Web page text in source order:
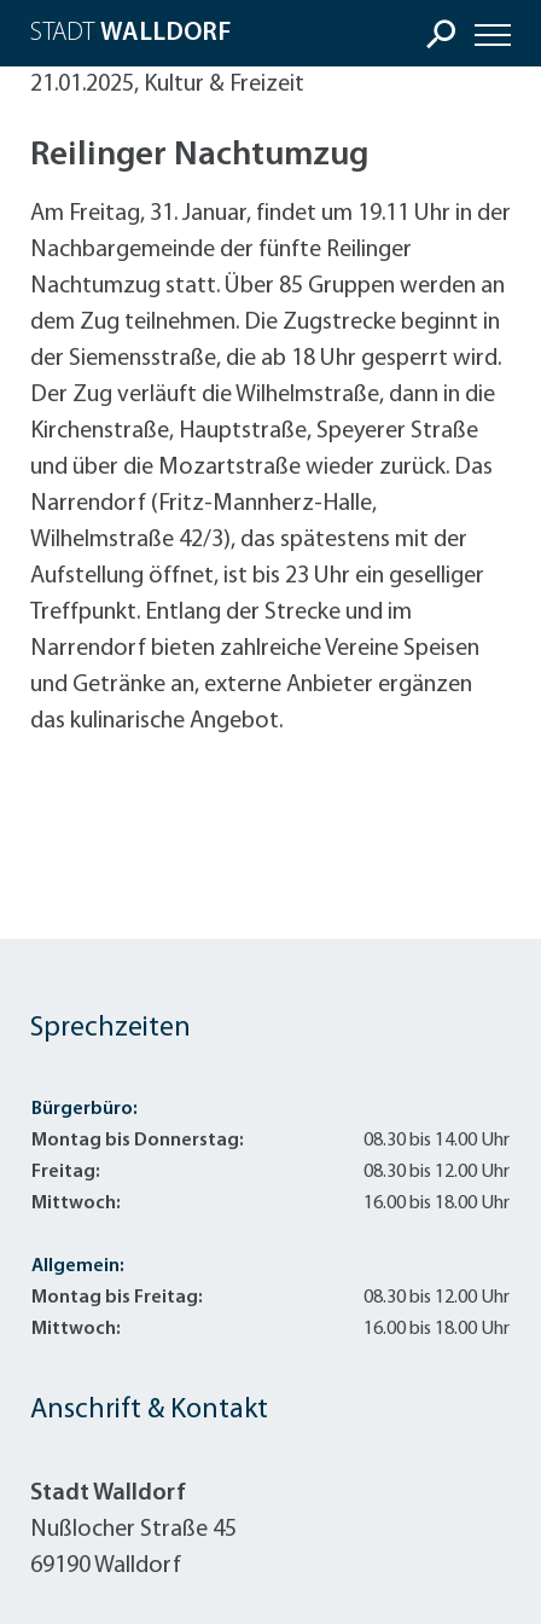
STADT WALLDORF
21.01.2025, Kultur & Freizeit
Reilinger Nachtumzug
Am Freitag, 31. Januar, findet um 19.11 Uhr in der
Nachbargemeinde der fünfte Reilinger
Nachtumzug statt. Über 85 Gruppen werden an
dem Zug teilnehmen. Die Zugstrecke beginnt in
der Siemensstraße, die ab 18 Uhr gesperrt wird.
Der Zug verläuft die Wilhelmstraße, dann in die
Kirchenstraße, Hauptstraße, Speyerer Straße
und über die Mozartstraße wieder zurück. Das
Narrendorf (Fritz-Mannherz-Halle,
Wilhelmstraße 42/3), das spätestens mit der
Aufstellung öffnet, ist bis 23 Uhr ein geselliger
Treffpunkt. Entlang der Strecke und im
Narrendorf bieten zahlreiche Vereine Speisen
und Getränke an, externe Anbieter ergänzen
das kulinarische Angebot.
Anschrift & Kontakt
Stadt Walldorf
Nußlocher Straße 45
69190 Walldorf
Sprechzeiten
Bürgerbüro:
Montag bis Donnerstag:
08.30 bis 14.00 Uhr
Freitag:
08.30 bis 12.00 Uhr
Mittwoch:
16.00 bis 18.00 Uhr
Allgemein:
Montag bis Freitag:
08.30 bis 12.00 Uhr
Mittwoch:
16.00 bis 18.00 Uhr